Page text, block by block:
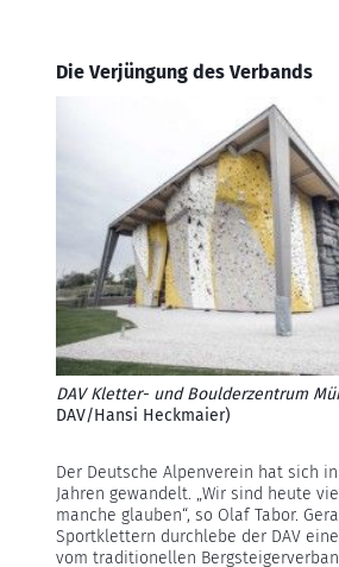
Die Verjüngung des Verbands
DAV Kletter- und Boulderzentrum
DAV/Hansi Heckmaier)
Der Deutsche Alpenverein hat sich
Jahren gewandelt. „Wir sind heute
manche glauben“, so Olaf Tabor.
Sportklettern durchlebe der DAV
vom traditionellen